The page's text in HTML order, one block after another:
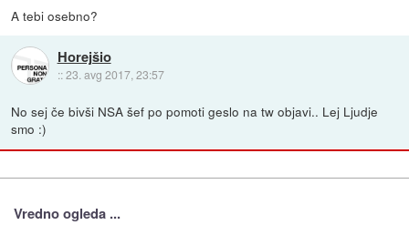
A tebi osebno?
Horejšio
::23. avg 2017, 23:57
No sej če bivši NSA šef po pomoti geslo na tw objavi.. Lej Ljudje
smo :)
Vredno ogleda ...